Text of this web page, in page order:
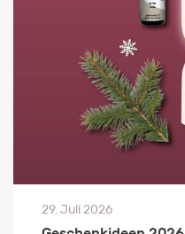
29. Juli 2026